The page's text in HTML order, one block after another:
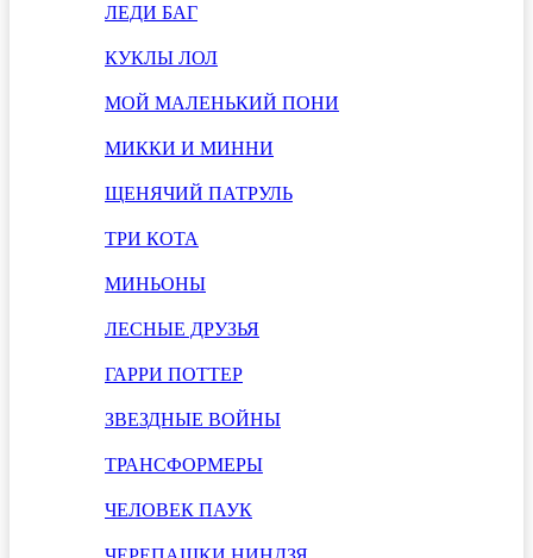
ЛЕДИ БАГ
КУКЛЫ ЛОЛ
МОЙ МАЛЕНЬКИЙ ПОНИ
МИККИ И МИННИ
ЩЕНЯЧИЙ ПАТРУЛЬ
ТРИ КОТА
МИНЬОНЫ
ЛЕСНЫЕ ДРУЗЬЯ
ГАРРИ ПОТТЕР
ЗВЕЗДНЫЕ ВОЙНЫ
ТРАНСФОРМЕРЫ
ЧЕЛОВЕК ПАУК